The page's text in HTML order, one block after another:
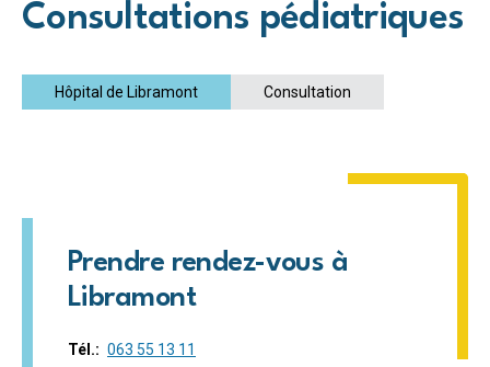
Consultations pédiatriques
Hôpital de Libramont Consultation
Prendre rendez-vous à
Libramont
Tél. 063 55 13 11